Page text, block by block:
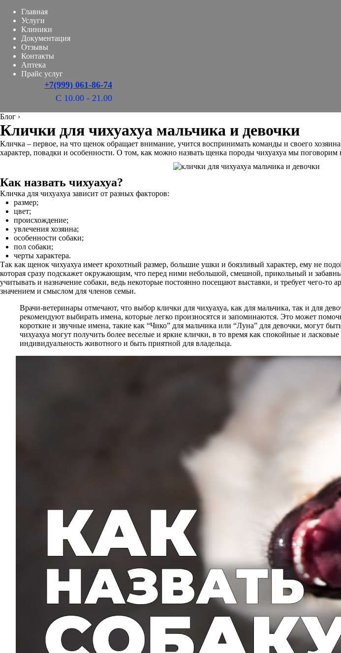
Главная
Услуги
Клиники
Документация
Отзывы
Контакты
Аптека
Прайс услуг
+7(999) 061-86-74
С 10.00 - 21.00
Блог ›
Клички для чихуахуа мальчика и девочки
Кличка – первое, на что щенок обращает внимание, учится воспринимать команды и своего
характер, повадки и особенности. О том, как можно назвать щенка породы чихуахуа мы
Как назвать чихуахуа?
Кличка для чихуахуа зависит от разных факторов:
размер;
цвет;
происхождение;
увлечения хозяина;
особенности собаки;
пол собаки;
черты характера.
Так как щенок чихуахуа имеет крохотный размер, большие ушки и боязливый характер, ему не
которая сразу подскажет окружающим, что перед ними небольшой, смешной, прикольный и
учитывать и назначение собаки, ведь некоторые постоянно посещают выставки, и требует чего-
значением и смыслом для членов семьи.
Врачи-ветеринары отмечают, что выбор клички для чихуахуа, как для мальчика, так и для
рекомендуют выбирать имена, которые легко произносятся и запоминаются. Это может
короткие и звучные имена, такие как “Чико” для мальчика или “Луна” для девочки, могут
чихуахуа могут получить более веселые и яркие клички, в то время как спокойные и
индивидуальность животного и быть приятной для владельца.